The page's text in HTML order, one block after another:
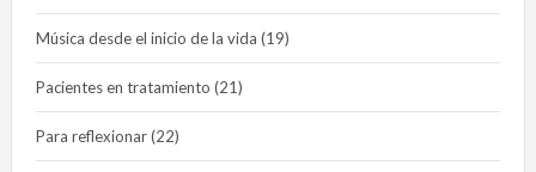
Música desde el inicio de la vida (19)
Pacientes en tratamiento (21)
Para reflexionar(22)